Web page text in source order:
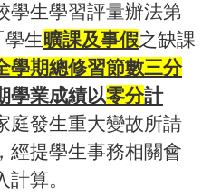
學生學習評量辦法第
生 曠課及事假之缺課
學期總修習節數三分
學業成績以零分計
庭發生重大變故所請
經提學生事務相關會
算。